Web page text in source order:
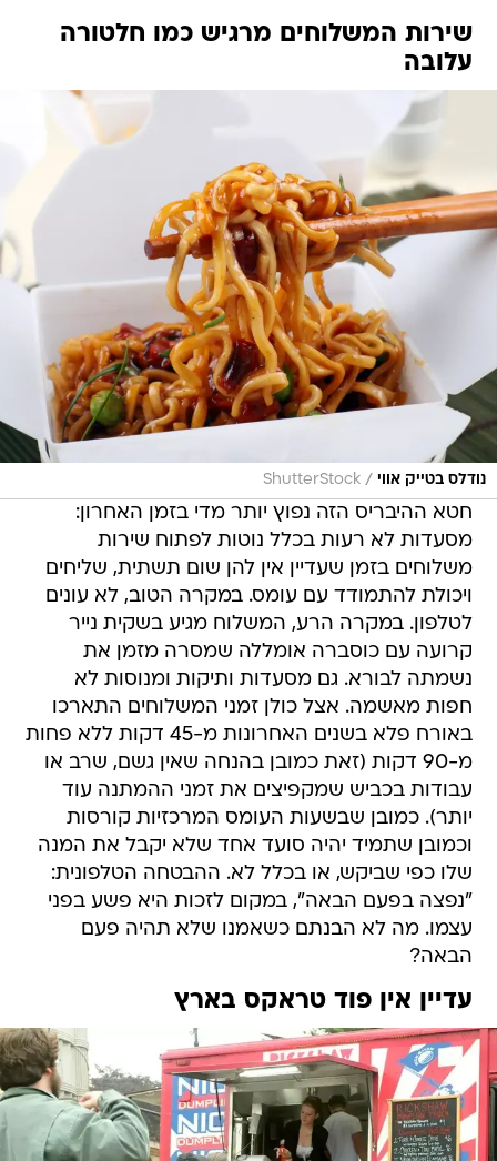
שירות המשלוחים מרגיש כמו חלטורה
עלובה
נודלס בטייק אווי /
ShutterStock
חטא ההיבריס הזה נפוץ יותר מדי בזמן האחרון:
מסעדות לא רעות בכלל נוטות לפתוח שירות
משלוחים בזמן שעדיין אין להן שום תשתית, שליחים
ויכולת להתמודד עם עומס. במקרה הטוב, לא עונים
לטלפון. במקרה הרע, המשלוח מגיע בשקית נייר
קרועה עם כוסברה אומללה שמסרה מזמן את
נשמתה לבורא. גם מסעדות ותיקות ומנוסות לא
חפות מאשמה. אצל כולן זמני המשלוחים התארכו
באורח פלא בשנים האחרונות מ-45 דקות ללא פחות
מ-90 דקות (זאת כמובן בהנחה שאין גשם, שרב או
עבודות בכביש שמקפיצים את זמני ההמתנה עוד
יותר). כמובן שבשעות העומס המרכזיות קורסות
וכמובן שתמיד יהיה סועד אחד שלא יקבל את המנה
שלו כפי שביקש, או בכלל לא. ההבטחה הטלפונית:
"נפצה בפעם הבאה", במקום לזכות היא פשע בפני
עצמו. מה לא הבנתם כשאמנו שלא תהיה פעם
הבאה?
עדיין אין פוד טראקס בארץ